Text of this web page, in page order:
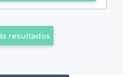
resultados